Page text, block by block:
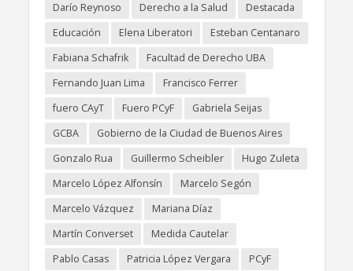
Darío Reynoso
Derecho a la Salud
Destacada
Educación
Elena Liberatori
Esteban Centanaro
Fabiana Schafrik
Facultad de Derecho UBA
Fernando Juan Lima
Francisco Ferrer
fuero CAyT
Fuero PCyF
Gabriela Seijas
GCBA
Gobierno de la Ciudad de Buenos Aires
Gonzalo Rua
Guillermo Scheibler
Hugo Zuleta
Marcelo López Alfonsín
Marcelo Segón
Marcelo Vázquez
Mariana Díaz
Martín Converset
Medida Cautelar
Pablo Casas
Patricia López Vergara
PCyF